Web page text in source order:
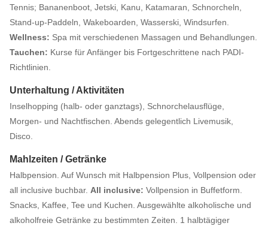
Tennis; Bananenboot, Jetski, Kanu, Katamaran, Schnorcheln,
Stand-up-Paddeln, Wakeboarden, Wasserski, Windsurfen.
Wellness: Spa mit verschiedenen Massagen und Behandlungen.
Tauchen: Kurse für Anfänger bis Fortgeschrittene nach PADI-
Richtlinien.
Unterhaltung / Aktivitäten
Inselhopping (halb- oder ganztags), Schnorchelausflüge,
Morgen- und Nachtfischen. Abends gelegentlich Livemusik,
Disco.
Mahlzeiten / Getränke
Halbpension. Auf Wunsch mit Halbpension Plus, Vollpension oder
all inclusive buchbar. All inclusive: Vollpension in Buffetform.
Snacks, Kaffee, Tee und Kuchen. Ausgewählte alkoholische und
alkoholfreie Getränke zu bestimmten Zeiten. 1 halbtägiger